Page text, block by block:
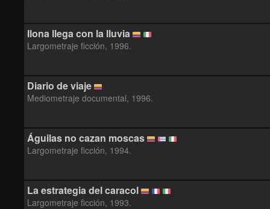
Ilona llega con la lluvia
Largometraje ficción, 1996.
Diario de viaje
Mediometraje documental, 1996.
Águilas no cazan moscas
Largometraje ficción, 1994.
La estrategia del caracol
Largometraje ficción, 1993.